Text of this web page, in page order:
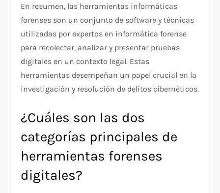
En resumen, las herramientas informáticas
forenses son un conjunto de software y técnicas
utilizadas por expertos en informática forense
para recolectar, analizar y presentar pruebas
digitales en un contexto legal. Estas
herramientas desempeñan un papel crucial en la
investigación y resolución de delitos cibernéticos.
¿Cuáles son las dos
categorías principales de
herramientas forenses
digitales?